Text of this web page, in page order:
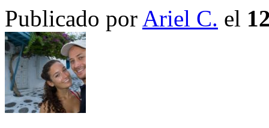
Publicado por Ariel C. el